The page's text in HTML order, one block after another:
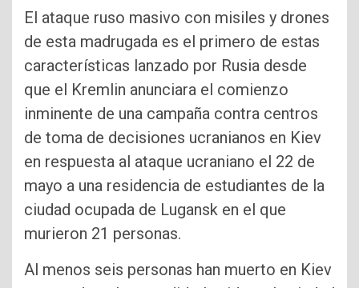
El ataque ruso masivo con misiles y drones
de esta madrugada es el primero de estas
características lanzado por Rusia desde
que el Kremlin anunciara el comienzo
inminente de una campaña contra centros
de toma de decisiones ucranianos en Kiev
en respuesta al ataque ucraniano el 22 de
mayo a una residencia de estudiantes de la
ciudad ocupada de Lugansk en el que
murieron 21 personas.
Al menos seis personas han muerto en Kiev